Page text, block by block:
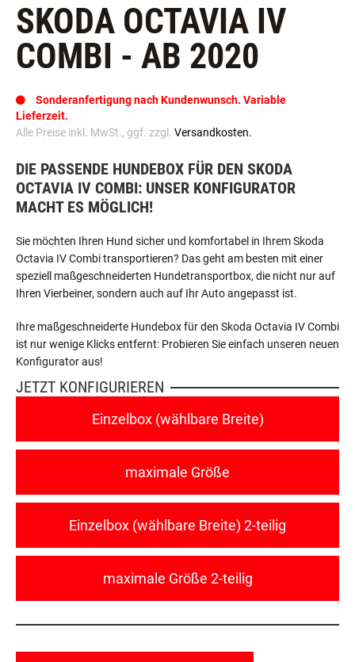
SKODA OCTAVIA IV
COMBI - AB 2020
Sonderanfertigung nach Kundenwunsch. Variable
Lieferzeit.
Alle Preise inkl. MwSt., ggf. zzgl. Versandkosten.
DIE PASSENDE HUNDEBOX FÜR DEN SKODA
OCTAVIA IV COMBI: UNSER KONFIGURATOR
MACHT ES MÖGLICH!
Sie möchten Ihren Hund sicher und komfortabel in Ihrem Skoda
Octavia IV Combi transportieren? Das geht am besten mit einer
speziell maßgeschneiderten Hundetransportbox, die nicht nur auf
Ihren Vierbeiner, sondern auch auf Ihr Auto angepasst ist.
Ihre maßgeschneiderte Hundebox für den Skoda Octavia IV Combi
ist nur wenige Klicks entfernt: Probieren Sie einfach unseren neuen
Konfigurator aus!
JETZT KONFIGURIEREN
Einzelbox (wählbare Breite)
maximale Größe
Einzelbox (wählbare Breite) 2-teilig
maximale Größe 2-teilig